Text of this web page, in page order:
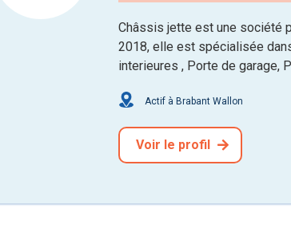
Châssis jette est une société
2018, elle est spécialisée
interieures , Porte de garage,
Actif à Brabant Wallon
Voir le profil